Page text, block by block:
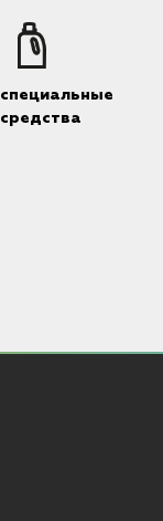
специальные
средства